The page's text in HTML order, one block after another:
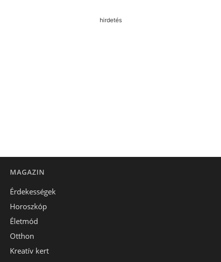
hirdetés
MAGAZIN
Érdekességek
Horoszkóp
Életmód
Otthon
Kreatív kert